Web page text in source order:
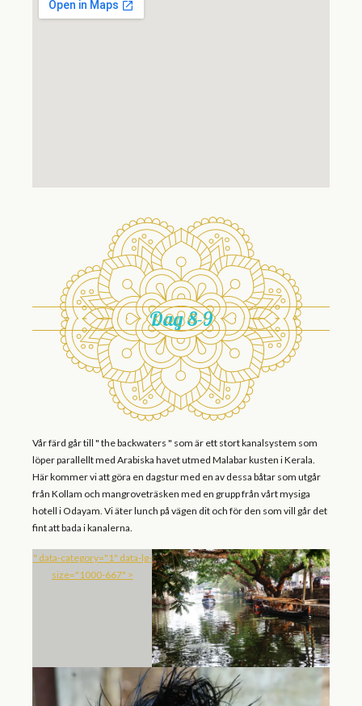
Dag 8-9
Vår färd går till " the backwaters " som är ett stort kanalsystem som
löper parallellt med Arabiska havet utmed Malabar kusten i Kerala.
Här kommer vi att göra en dagstur med en av dessa båtar som utgår
från Kollam och mangroveträsken med en grupp från vårt mysiga
hotell i Odayam. Vi äter lunch på vägen dit och för den som vill går det
fint att bada i kanalerna.
" data-category="1" data-lg-
size="1000-667" >